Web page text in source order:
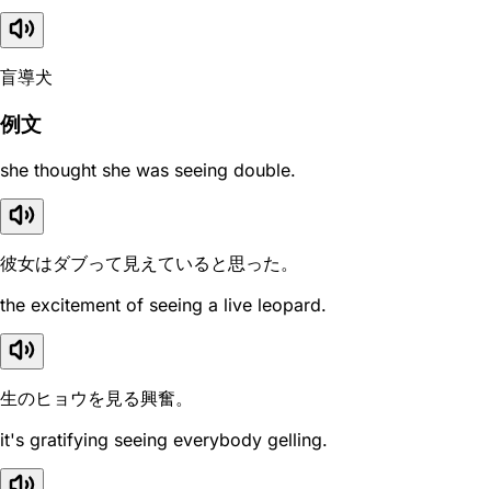
盲導犬
例文
she thought she was seeing double.
彼女はダブって見えていると思った。
the excitement of seeing a live leopard.
生のヒョウを見る興奮。
it's gratifying seeing everybody gelling.